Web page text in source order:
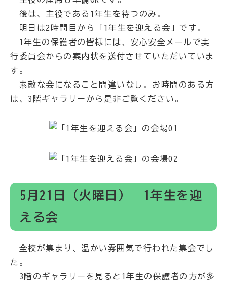
後は、主役である1年生を待つのみ。
明日は2時間目から「1年生を迎える会」です。
1年生の保護者の皆様には、安心安全メールで実
行委員会からの案内状を送付させていただいていま
す。
素敵な会になること間違いなし。お時間のある方
は、3階ギャラリーから是非ご覧ください。
5月21日（火曜日） 1年生を迎
える会
全校が集まり、温かい雰囲気で行われた集会でし
た。
3階のギャラリーを見ると1年生の保護者の方が多